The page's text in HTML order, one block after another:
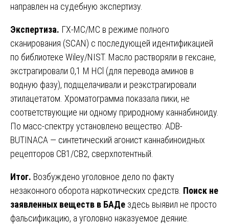
направлен на судебную экспертизу.
Экспертиза. ГХ-МС/МС в режиме полного
сканирования (SCAN) с последующей идентификацией
по библиотеке Wiley/NIST. Масло растворяли в гексане,
экстрагировали 0,1 М HCl (для перевода аминов в
водную фазу), подщелачивали и реэкстрагировали
этилацетатом. Хроматограмма показала пики, не
соответствующие ни одному природному каннабиноиду.
По масс-спектру установлено вещество: ADB-
BUTINACA — синтетический агонист каннабиноидных
рецепторов CB1/CB2, сверхпотентный.
Итог. Возбуждено уголовное дело по факту
незаконного оборота наркотических средств. Поиск не
заявленных веществ в БАДе здесь выявил не просто
фальсификацию, а уголовно наказуемое деяние.